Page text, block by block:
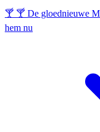
🍸 🍸 De gloednieuwe
hem nu